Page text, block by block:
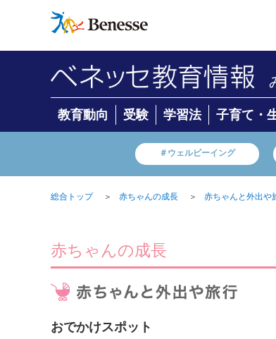
教育動向 受験 学習法 子育て・
＃ウェルビーイング
総合トップ ＞ 赤ちゃんの成長 ＞ 赤ちゃんと外出や
赤ちゃんの成長
おでかけスポット